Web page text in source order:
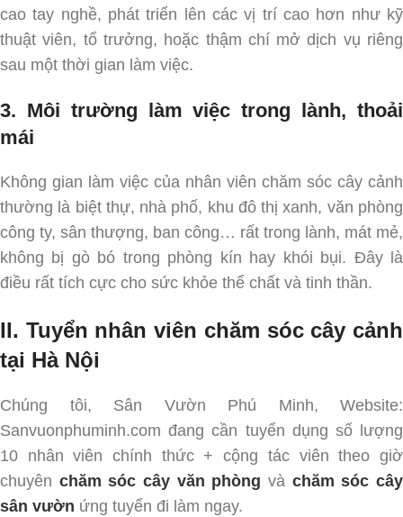
cao tay nghề, phát triển lên các vị trí cao hơn như kỹ
thuật viên, tổ trưởng, hoặc thậm chí mở dịch vụ riêng
sau một thời gian làm việc.
3. Môi trường làm việc trong lành, thoải
mái
Không gian làm việc của nhân viên chăm sóc cây cảnh
thường là biệt thự, nhà phố, khu đô thị xanh, văn phòng
công ty, sân thượng, ban công… rất trong lành, mát mẻ,
không bị gò bó trong phòng kín hay khói bụi. Đây là
điều rất tích cực cho sức khỏe thể chất và tinh thần.
II. Tuyển nhân viên chăm sóc cây cảnh
tại Hà Nội
Chúng tôi, Sân Vườn Phú Minh, Website:
Sanvuonphuminh.com đang cần tuyển dụng số lượng
10 nhân viên chính thức + cộng tác viên theo giờ
chuyên chăm sóc cây văn phòng và chăm sóc cây
sân vườn ứng tuyển đi làm ngay.